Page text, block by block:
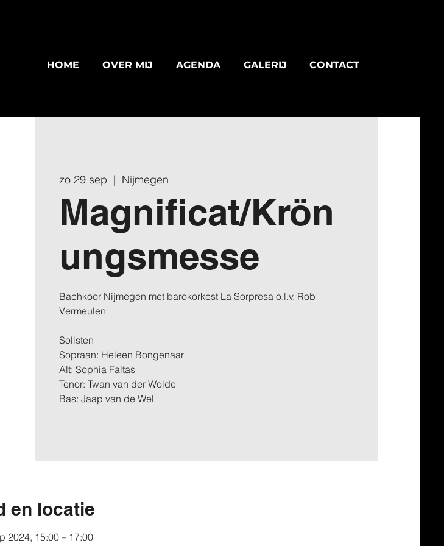
HOME OVER MIJ AGENDA GALERIJ CONTACT
zo 29 sep
  |
Nijmegen
Magnificat/Krön
ungsmesse
Bachkoor Nijmegen met barokorkest La Sorpresa o.l.v. Rob
Vermeulen
Solisten
Sopraan: Heleen Bongenaar
Alt: Sophia Faltas
Tenor: Twan van der Wolde
Bas: Jaap van de Wel
en locatie
2024, 15:00 – 17:00